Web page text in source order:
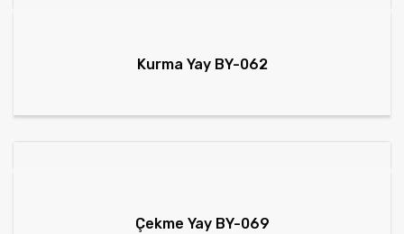
Kurma Yay BY-062
Çekme Yay BY-069